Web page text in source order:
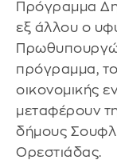
Πρόγραμμα
εξ άλλου ο
πρόγραμμα,
οικονομικής
μεταφέρουν
δήμους
Ορεστιάδας.